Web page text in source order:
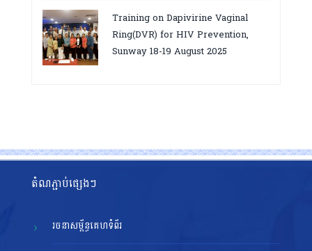
សម្រេចគោលដៅ ៩៥-៩៥-៩៥”, តាកែវ
ថ្ងៃទី១២-១៣ សីហា ២០២៥
Training on Dapivirine Vaginal
Ring(DVR) for HIV Prevention,
Sunway 18-19 August 2025
តំណភ្ជាប់ផ្សេងៗ
រចនាសម្ព័ន្ធគេហទំព័រ